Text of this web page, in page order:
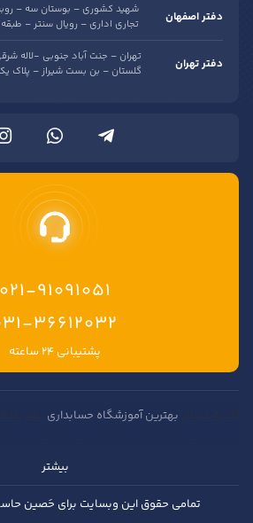
دفتر اصفهان
شهید کشوری – بوستان سه –
تجاری اداری – رویال سنتر –
دفتر تهران
تهران – جنت آباد جنوبی -لاله
گلستان – بن بست شیراز – پلاک یک –
021-91091051
۰۳۱-
پشتیبانی ۲۴ ساعته
بهترین آموزشگاه حسابداری
حرفه‌ای‌ترین مراکز آموزش حسابداری در ایران
فراهم شده تا علاقه‌مندان بتوانند بدون
بیشتر
تمامی حقوق این وبسایت برای حَصین